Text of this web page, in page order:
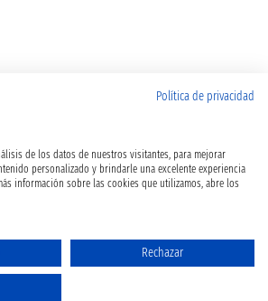
Política de privacidad
de los datos de nuestros visitantes, para mejorar
personalizado y brindarle una excelente experiencia
información sobre las cookies que utilizamos, abre los
Rechazar